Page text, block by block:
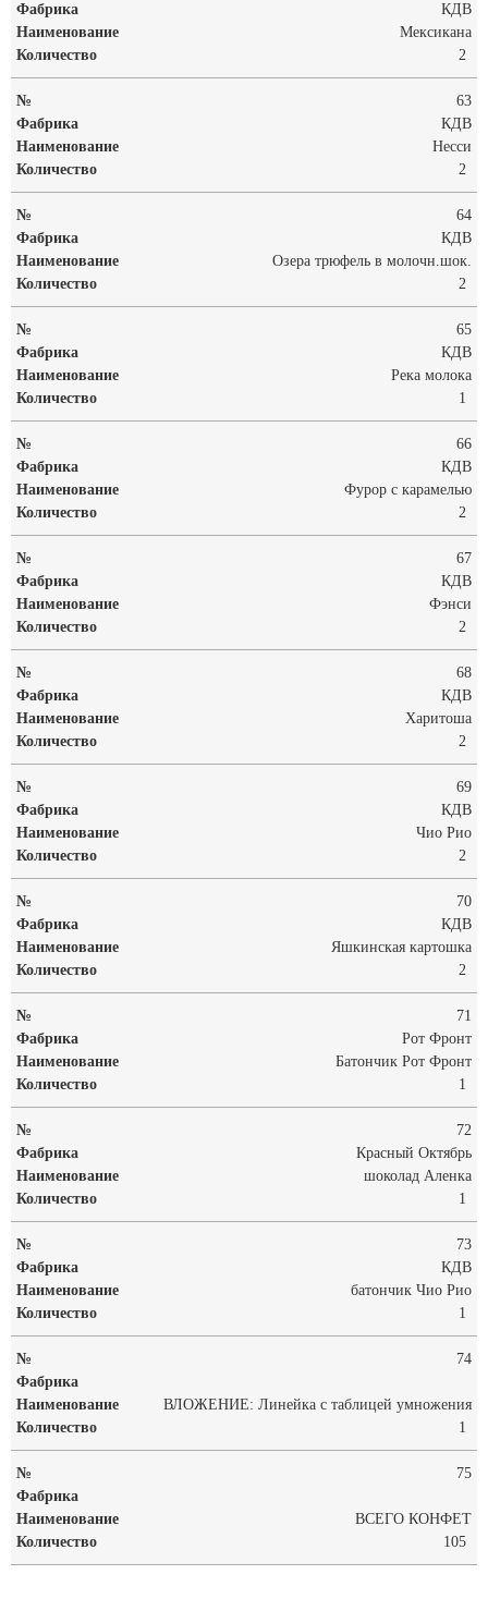
КДВ
Мексикана
2
63
КДВ
Несси
2
64
КДВ
Озера трюфель в молочн.шок.
2
65
КДВ
Река молока
1
66
КДВ
Фурор с карамелью
2
67
КДВ
Фэнси
2
68
КДВ
Харитоша
2
69
КДВ
Чио Рио
2
70
КДВ
Яшкинская картошка
2
71
Рот Фронт
Батончик Рот Фронт
1
72
Красный Октябрь
шоколад Аленка
1
73
КДВ
батончик Чио Рио
1
74
ВЛОЖЕНИЕ: Линейка с таблицей умножения
1
75
ВСЕГО КОНФЕТ
105